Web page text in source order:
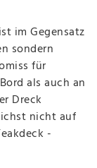
im Gegensatz
sondern
für
als auch an
Dreck
nicht auf
-